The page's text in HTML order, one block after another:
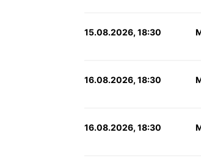
15.08.2026, 18:30
16.08.2026, 18:30
16.08.2026, 18:30